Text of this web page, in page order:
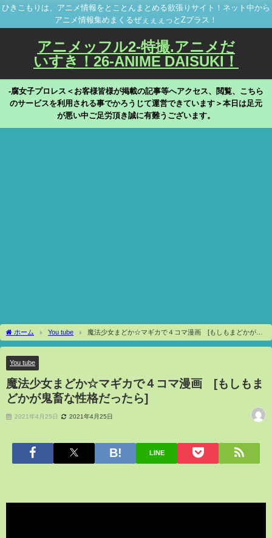
ひきこもりは、アニメ情報をとことんまとめる欲張りサイト！ネット中から
アニメ情報集めまくるぜぇぇぇっとZプラス！
アニメッフル2-特撮.アニメだ
いすき！26-ANIME DAISUKI！
-腐女子プロレス＜お客様皆様が掲載の記事等へアクセス、閲覧、こちら
のサービスを利用される事でかろうじて運営できています＞本日は足元
が悪い中ご足労頂き誠に有難うございます。
ホーム You tube
魔法少女まどか☆マギカで４コマ漫画 [もしもまどかが鬼
畜な性格だったら]
You tube
魔法少女まどか☆マギカで４コマ漫画 [もしもま
どかが鬼畜な性格だったら]
2021年4月25日 2021年4月25日
LINE